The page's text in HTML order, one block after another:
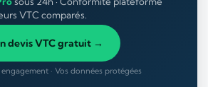
VTC comparés.
devis VTC gratuit →
engagement · Vos données protégées